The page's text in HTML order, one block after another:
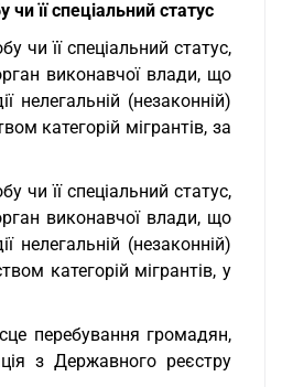
її спеціальний статус
чи її спеціальний статус,
виконавчої влади, що
нелегальній (незаконній)
категорій мігрантів, за
чи її спеціальний статус,
виконавчої влади, що
нелегальній (незаконній)
категорій мігрантів, у
перебування громадян,
з Державного реєстру